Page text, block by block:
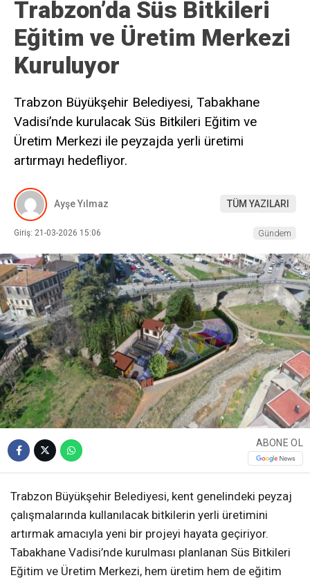
Trabzon’da Süs Bitkileri
Eğitim ve Üretim Merkezi
Kuruluyor
Trabzon Büyükşehir Belediyesi, Tabakhane
Vadisi’nde kurulacak Süs Bitkileri Eğitim ve
Üretim Merkezi ile peyzajda yerli üretimi
artırmayı hedefliyor.
Ayşe Yılmaz TÜM YAZILARI
Giriş: 21-03-2026 15:06 Gündem
ABONE OL
Trabzon Büyükşehir Belediyesi, kent genelindeki peyzaj
çalışmalarında kullanılacak bitkilerin yerli üretimini
artırmak amacıyla yeni bir projeyi hayata geçiriyor.
Tabakhane Vadisi’nde kurulması planlanan Süs Bitkileri
Eğitim ve Üretim Merkezi, hem üretim hem de eğitim